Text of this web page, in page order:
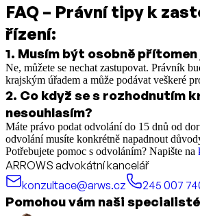
FAQ – Právní tipy k
řízení:
1. Musím být osobně přítomen
Ne, můžete se nechat zastupovat. Právník
krajským úřadem a může podávat veškeré
2. Co když se s rozhodnutím
nesouhlasím?
Máte právo podat odvolání do 15 dnů od
odvolání musíte konkrétně napadnout
Potřebujete pomoc s odvoláním? Napište na
ARROWS advokátní kancelář
konzultace@arws.cz
245 007
Pomohou vám naši specialisté